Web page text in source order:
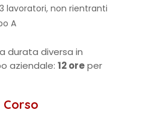
lavoratori, non rientranti
A
durata diversa in
aziendale: 12 oreper
Corso